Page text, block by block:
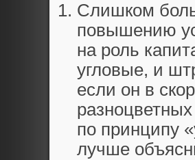
Слишком
повышению
на роль
угловые, и
если он в
по принципу
лучше